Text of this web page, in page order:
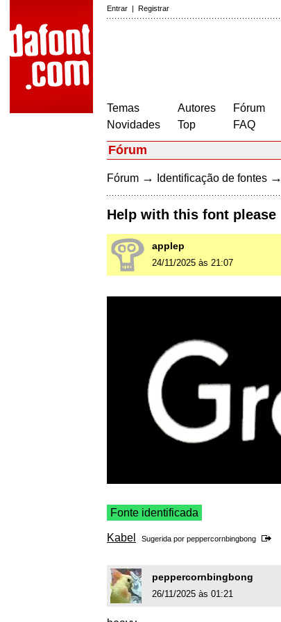
Entrar | Registrar
Temas
Novidades
Autores
Top
Fórum
FAQ
Fórum
Fórum → Identificação de fontes →
Help with this font please
applep
24/11/2025 às 21:07
Fonte identificada
Kabel Sugerida por peppercornbingbong
peppercornbingbong
26/11/2025 às 01:21